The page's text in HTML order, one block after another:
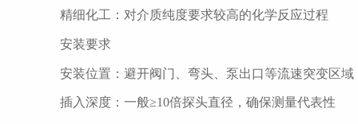
精细化工：对介质纯度要求较高的化学反应过程
安装要求
安装位置：避开阀门、弯头、泵出口等流速突变区
插入深度：一般≥10倍探头直径，确保测量代表性